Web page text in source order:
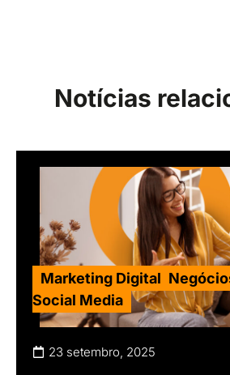
Notícias
Marketing Digital
Social Media
23 setembro, 2025